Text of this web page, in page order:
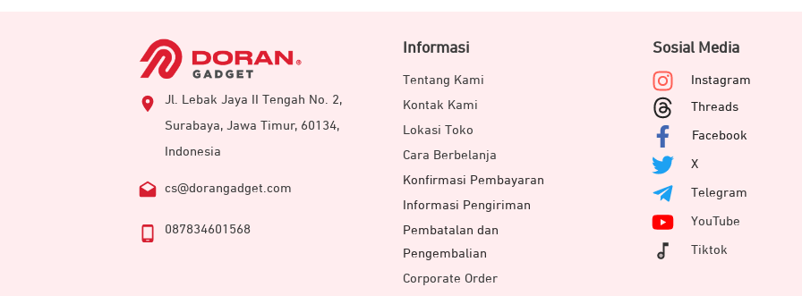
Jika Anda membutuhkan solusi penyimpanan untuk file tingkat tinggi mulai dari gaming, pemutaran
Blue 3D NAND SATA bisa menjadi pilihan tepat. Berkat
Jl. Lebak Jaya II Tengah No. 2,
Surabaya, Jawa Timur, 60134,
Indonesia
cs@dorangadget.com
087834601568
Informasi
Tentang Kami
Kontak Kami
Lokasi Toko
Cara Berbelanja
Konfirmasi Pembayaran
Informasi Pengiriman
Pembatalan dan
Pengembalian
Corporate Order
Sosial Media
Instagram
Threads
Facebook
X
Telegram
YouTube
Tiktok